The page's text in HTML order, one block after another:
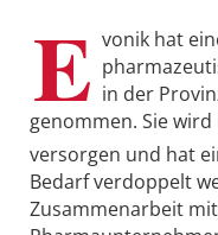
E vonik hat
in der
genommen. Sie
versorgen und hat
Bedarf verdoppelt
Zusammenarbeit